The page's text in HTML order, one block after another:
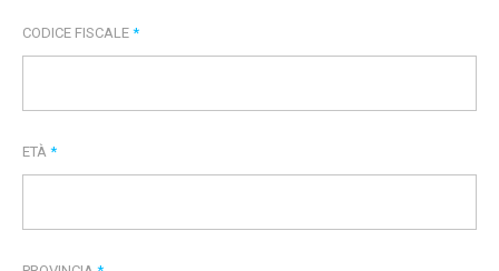
CODICE FISCALE *
ETÀ *